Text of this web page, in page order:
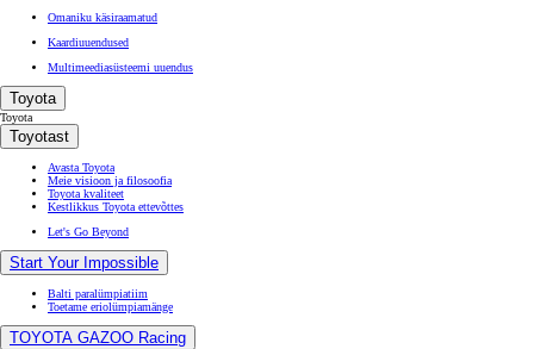
Omaniku käsiraamatud
Kaardiuuendused
Multimeediasüsteemi uuendus
Toyota
Toyota
Toyotast
Avasta Toyota
Meie visioon ja filosoofia
Toyota kvaliteet
Kestlikkus Toyota ettevõttes
Let's Go Beyond
Start Your Impossible
Balti paralümpiatiim
Toetame eriolümpiamänge
TOYOTA GAZOO Racing